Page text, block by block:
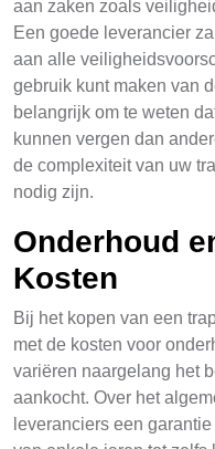
aan zaken zoals
Een goede leverancier
aan alle
gebruik kunt maken van
belangrijk om te weten
kunnen vergen dan
de complexiteit van uw
nodig zijn.
Onderhoud
Kosten
Bij het kopen van een
met de kosten voor
variëren naargelang het
aankocht. Over het
leveranciers een